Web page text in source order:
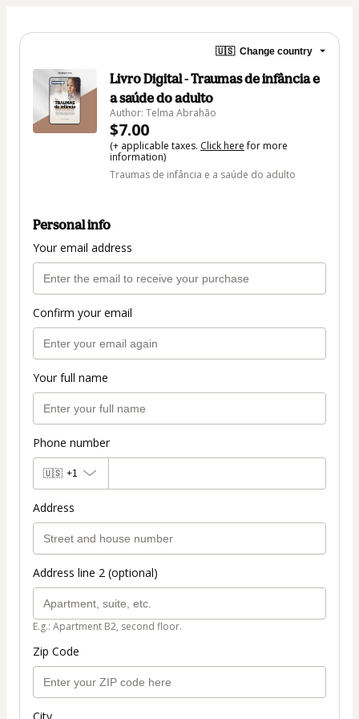
🇺🇸 Change country
Livro Digital - Traumas de infância e
a saúde do adulto
Author: Telma Abrahão
$7.00
(+ applicable taxes. Click herefor more
information)
Traumas de infância e a saúde do adulto
Personal info
Your email address
Confirm your email
Your full name
Phone number
🇺🇸 +1
Address
Address line 2 (optional)
E.g.: Apartment B2, second floor.
Zip Code